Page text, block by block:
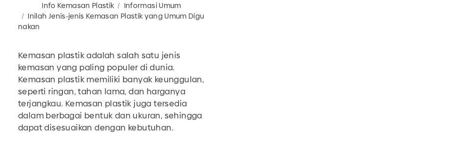
Info Kemasan Plastik
Informasi Umum
Inilah Jenis-jenis Kemasan Plastik yang Umum Digu
nakan
Kemasan plastik adalah salah satu jenis
kemasan yang paling populer di dunia.
Kemasan plastik memiliki banyak keunggulan,
seperti ringan, tahan lama, dan harganya
terjangkau. Kemasan plastik juga tersedia
dalam berbagai bentuk dan ukuran, sehingga
dapat disesuaikan dengan kebutuhan.